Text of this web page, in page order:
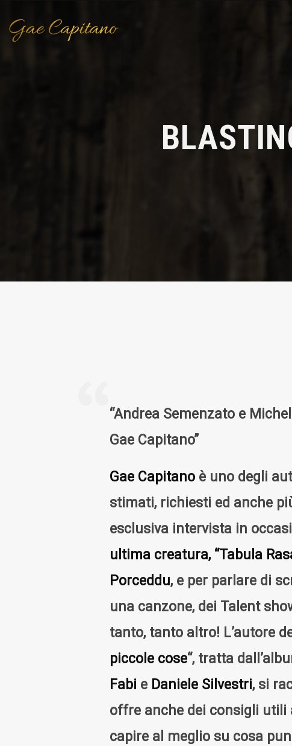
“Andrea Semenzato e
Gae Capitano”
Gae Capitano è uno degli
stimati, richiesti ed anche
esclusiva intervista in
ultima creatura, “Tabula
Porceddu, e per parlare di
una canzone, dei Talent
tanto, tanto altro! L’autore
piccole cose“, tratta
Fabi e Daniele Silvestri, si
offre anche dei consigli utili
capire al meglio su cosa